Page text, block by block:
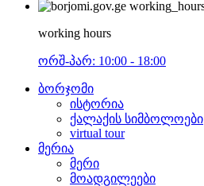
working hours
ორშ-პარ: 10:00 - 18:00
ბორჯომი
ისტორია
ქალაქის სიმბოლოები
virtual tour
მერია
მერი
მოადგილეები